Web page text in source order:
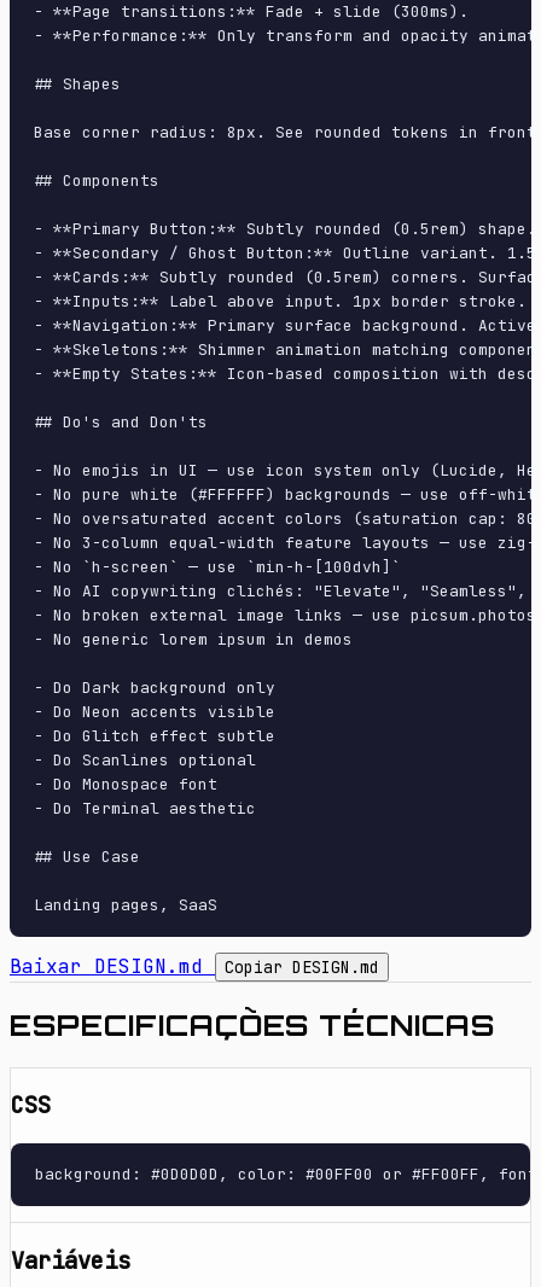
- **Page transitions:** Fade + slide (300ms).
- **Performance:** Only transform and opacity
## Shapes
Base corner radius: 8px. See rounded tokens in
## Components
- **Primary Button:** Subtly rounded (0.5rem)
- **Secondary / Ghost Button:** Outline variant.
- **Cards:** Subtly rounded (0.5rem) corners.
- **Inputs:** Label above input. 1px border
- **Navigation:** Primary surface background.
- **Skeletons:** Shimmer animation matching
- **Empty States:** Icon-based composition with
## Do's and Don'ts
- No emojis in UI — use icon system only (Lucide,
- No pure white (#FFFFFF) backgrounds — use off-
- No oversaturated accent colors (saturation cap:
- No 3-column equal-width feature layouts — use zig-
- No `h-screen` — use `min-h-[100dvh]`
- No AI copywriting clichés: "Elevate", "Seamless",
- No broken external image links — use
- No generic lorem ipsum in demos
- Do Dark background only
- Do Neon accents visible
- Do Glitch effect subtle
- Do Scanlines optional
- Do Monospace font
- Do Terminal aesthetic
## Use Case
Baixar DESIGN.md Copiar DESIGN.md
ESPECIFICAÇÕES TÉCNICAS
CSS
background: #0D0D0D, color: #00FF00 or
Variáveis